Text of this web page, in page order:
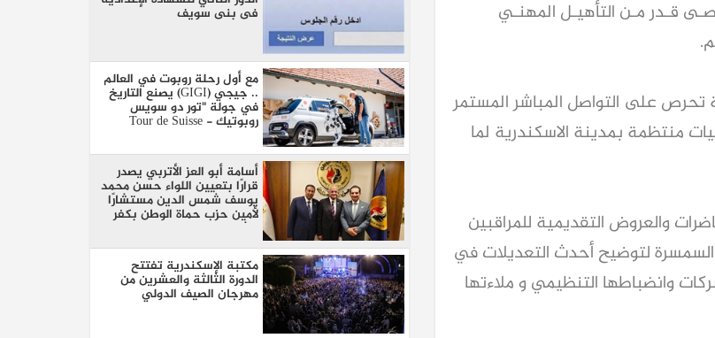
قـدر مـن التأهيـل المهنـي
تحرص على التواصل المباشر المستمر
منتظمة بمدينة الاسكندرية لما
والعروض التقديمية للمراقبين
السمسرة لتوضيح أحدث التعديلات في
وانضباطها التنظيمي و ملاءتها
فى بنى سويف
مع أول رحلة روبوت في العالم
.. جيجي (GIGI) يصنع التاريخ
في جولة "تور دو سويس
روبوتيك - Tour de Suisse
أسامة أبو العز الأتربي يصدر
قرارًا بتعيين اللواء حسن محمد
يوسف شمس الدين مستشارًا
لأمين حزب حماة الوطن بكفر
الشيخ
مكتبة الإسكندرية تفتتح
الدورة الثالثة والعشرين من
مهرجان الصيف الدولي